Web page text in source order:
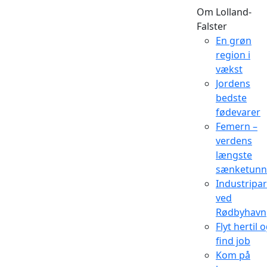
Om Lolland-
Falster
En grøn
region i
vækst
Jordens
bedste
fødevarer
Femern –
verdens
længste
ved
Rødbyhavn
Flyt hertil
find job
Kom på